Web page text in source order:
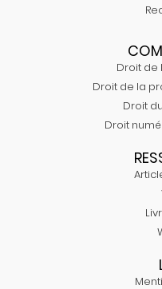
Droit de
Droit de la
Droit
Droit